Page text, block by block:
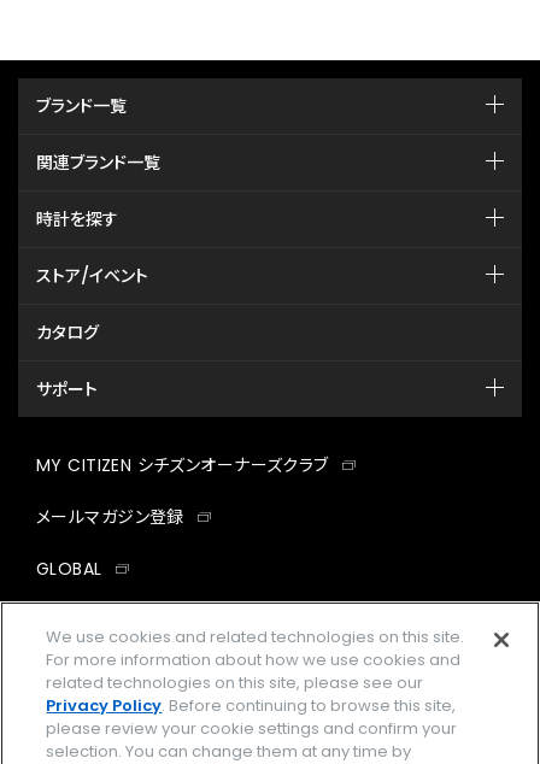
ブランド一覧
関連ブランド一覧
時計を探す
ストア/イベント
カタログ
サポート
MY CITIZEN シチズンオーナーズクラブ
メールマガジン登録
GLOBAL
facebookinstagramtwitter
企業情報 ご利用規約
We use cookies and related technologies on this site.
For more information about how we use cookies and
related technologies on this site, please see our
Privacy Policy. Before continuing to browse this site,
please review your cookie settings and confirm your
selection. You can change them at any time by